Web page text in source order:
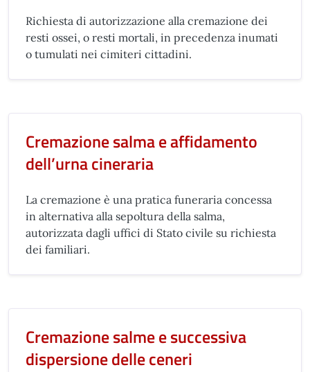
Richiesta di autorizzazione alla cremazione dei
resti ossei, o resti mortali, in precedenza inumati
o tumulati nei cimiteri cittadini.
Cremazione salma e affidamento
dell’urna cineraria
La cremazione è una pratica funeraria concessa
in alternativa alla sepoltura della salma,
autorizzata dagli uffici di Stato civile su richiesta
dei familiari.
Cremazione salme e successiva
dispersione delle ceneri